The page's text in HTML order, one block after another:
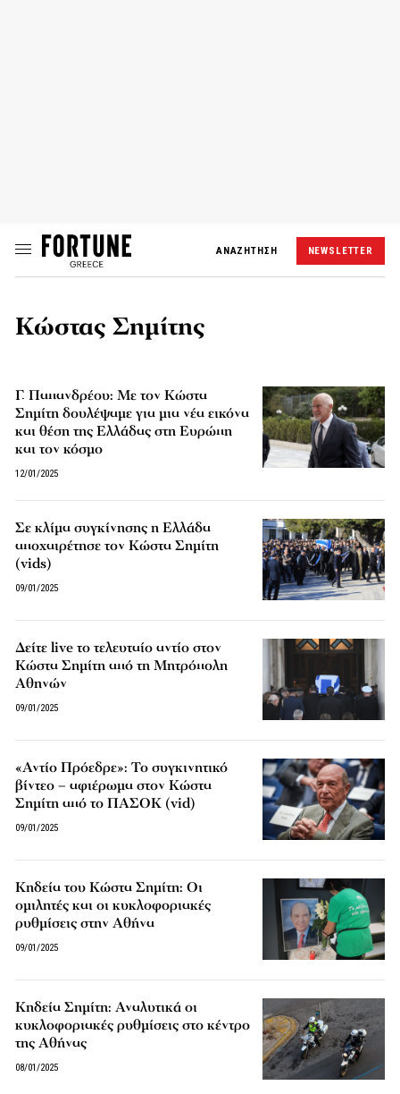
ΑΝΑΖΗΤΗΣΗ NEWSLETTER
Κώστας Σημίτης
Γ. Παπανδρέου: Με τον Κώστα
Σημίτη δουλέψαμε για μια νέα εικόνα
και θέση της Ελλάδας στη Ευρώπη
και τον κόσμο
12/01/2025
Σε κλίμα συγκίνησης η Ελλάδα
αποχαιρέτησε τον Κώστα Σημίτη
(vids)
09/01/2025
Δείτε live το τελευταίο αντίο στον
Κώστα Σημίτη από τη Μητρόπολη
Αθηνών
09/01/2025
«Αντίο Πρόεδρε»: Το συγκινητικό
βίντεο – αφιέρωμα στον Κώστα
Σημίτη από το ΠΑΣΟΚ (vid)
09/01/2025
Κηδεία του Κώστα Σημίτη: Οι
ομιλητές και οι κυκλοφοριακές
ρυθμίσεις στην Αθήνα
09/01/2025
Κηδεία Σημίτη: Αναλυτικά οι
κυκλοφοριακές ρυθμίσεις στο κέντρο
της Αθήνας
08/01/2025